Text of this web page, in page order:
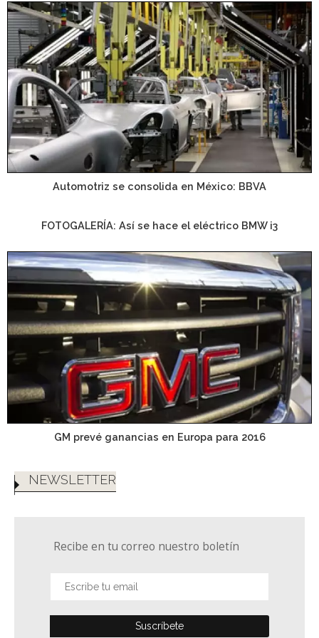
Automotriz se consolida en México: BBVA
FOTOGALERÍA: Así se hace el eléctrico BMW i3
GM prevé ganancias en Europa para 2016
NEWSLETTER
Recibe en tu correo nuestro boletín